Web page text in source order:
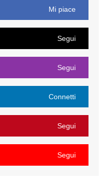
Mi piace
Segui
Segui
Connetti
Segui
Segui